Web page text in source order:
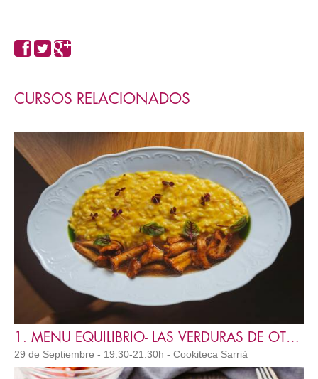
CURSOS RELACIONADOS
1. MENU EQUILIBRIO- LAS VERDURAS DE OTOÑO
29 de Septiembre - 19:30-21:30h - Cookiteca Sarrià